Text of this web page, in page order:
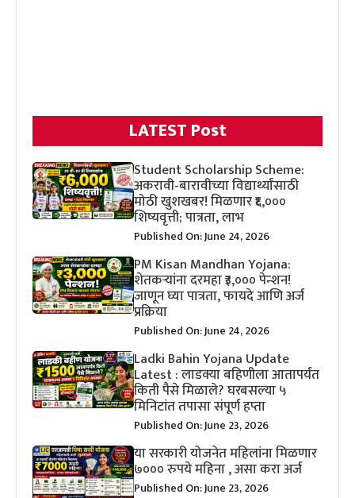
LATEST Post
Student Scholarship Scheme:
अकरावी-बारावीच्या विद्यार्थ्यांसाठी
मोठी खुशखबर! मिळणार ₹६,०००
शिष्यवृत्ती; पात्रता, लाभ
Published On: June 24, 2026
PM Kisan Mandhan Yojana:
शेतकऱ्यांना दरमहा ₹३,००० पेन्शन!
जाणून घ्या पात्रता, फायदे आणि अर्ज
प्रक्रिया
Published On: June 24, 2026
Ladki Bahin Yojana Update
Latest : लाडक्या बहिणीला आतापर्यंत
किती पैसे मिळाले? घरबसल्या ५
मिनिटांत तपासा संपूर्ण हप्ता
Published On: June 23, 2026
या सरकारी योजनेत महिलांना मिळणार
७००० रुपये महिना , असा करा अर्ज
Published On: June 23, 2026